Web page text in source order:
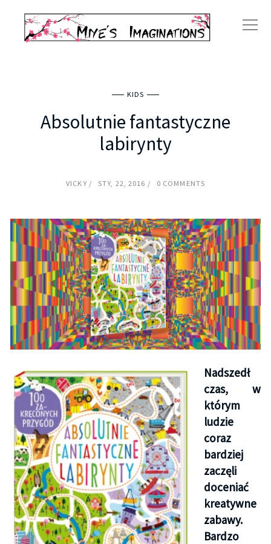
KIDS
Absolutnie fantastyczne
labirynty
VICKY STY, 22, 2016 0 COMMENTS
Nadszedł
czas, w
którym
ludzie
coraz
bardziej
zaczęli
doceniać
kreatywne
zabawy.
Bardzo